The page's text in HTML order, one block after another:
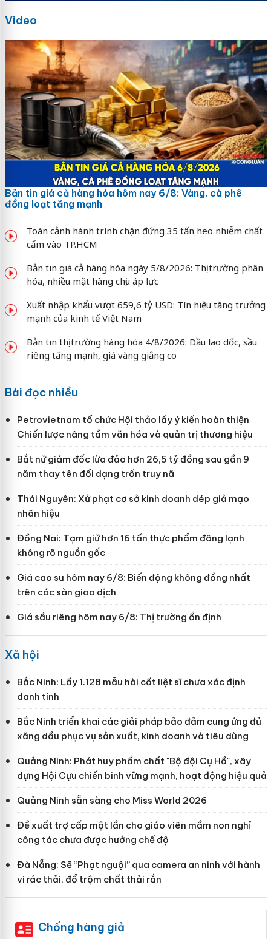
Video
Bản tin giá cả hàng hóa hôm nay 6/8: Vàng, cà phê
đồng loạt tăng mạnh
Toàn cảnh hành trình chặn đứng 35 tấn heo nhiễm chất
cấm vào TP.HCM
Bản tin giá cả hàng hóa ngày 5/8/2026: Thị trường phân
hóa, nhiều mặt hàng chịu áp lực
Xuất nhập khẩu vượt 659,6 tỷ USD: Tín hiệu tăng trưởng
mạnh của kinh tế Việt Nam
Bản tin thị trường hàng hóa 4/8/2026: Dầu lao dốc, sầu
riêng tăng mạnh, giá vàng giằng co
Bài đọc nhiều
Petrovietnam tổ chức Hội thảo lấy ý kiến hoàn thiện
Chiến lược nâng tầm văn hóa và quản trị thương hiệu
Bắt nữ giám đốc lừa đảo hơn 26,5 tỷ đồng sau gần 9
năm thay tên đổi dạng trốn truy nã
Thái Nguyên: Xử phạt cơ sở kinh doanh dép giả mạo
nhãn hiệu
Đồng Nai: Tạm giữ hơn 16 tấn thực phẩm đông lạnh
không rõ nguồn gốc
Giá cao su hôm nay 6/8: Biến động không đồng nhất
trên các sàn giao dịch
Giá sầu riêng hôm nay 6/8: Thị trường ổn định
Xã hội
Bắc Ninh: Lấy 1.128 mẫu hài cốt liệt sĩ chưa xác định
danh tính
Bắc Ninh triển khai các giải pháp bảo đảm cung ứng đủ
xăng dầu phục vụ sản xuất, kinh doanh và tiêu dùng
Quảng Ninh: Phát huy phẩm chất "Bộ đội Cụ Hồ", xây
dựng Hội Cựu chiến binh vững mạnh, hoạt động hiệu quả
Quảng Ninh sẵn sàng cho Miss World 2026
Đề xuất trợ cấp một lần cho giáo viên mầm non nghỉ
công tác chưa được hưởng chế độ
Đà Nẵng: Sẽ “Phạt nguội” qua camera an ninh với hành
vi rác thải, đổ trộm chất thải rắn
Chống hàng giả